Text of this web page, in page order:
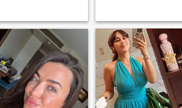
des rencontres à court terme.
Mon cœur est ouvert pour un
homme qui est gentil, réel, et
prêt à construire quelque
chose de vrai ensemble. Je
crois en l'amour à long terme,
le respect, et en grandissant
côte à côte. J'apprécie
l'honnêteté, la loyauté et une
bonne communication. Parce
qu'une relation n'est pas
seulement une histoire
คนเรียบง่าย ขยันทำงาน ให้
ความสำคัญกับครอบครัว มอง
หาความสัมพันธ์ที่จริงจังและ
พัฒนาร่วมกันไปยาว